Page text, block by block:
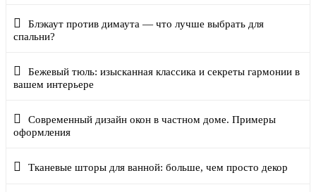
Блэкаут против димаута — что лучше выбрать для
спальни?
Бежевый тюль: изысканная классика и секреты гармонии в
вашем интерьере
Современный дизайн окон в частном доме. Примеры
оформления
Тканевые шторы для ванной: больше, чем просто декор